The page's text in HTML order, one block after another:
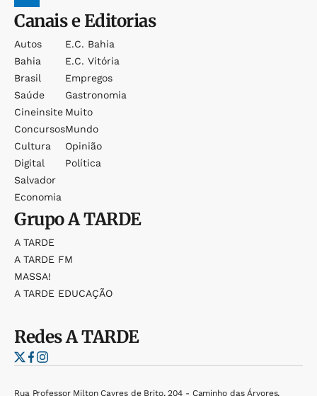
Canais e Editorias
Autos
Bahia
Brasil
Saúde
Cineinsite
Concursos
Cultura
Digital
Salvador
Economia
E.c. Bahia
E.c. Vitória
Empregos
Gastronomia
Muito
Mundo
Opinião
Política
GrupoA TARDE
A TARDE
A TARDE FM
MASSA!
A TARDE EDUCAÇÃO
RedesA TARDE
Rua Professor Milton Cayres de Brito, 204 - Caminho das Árvores,